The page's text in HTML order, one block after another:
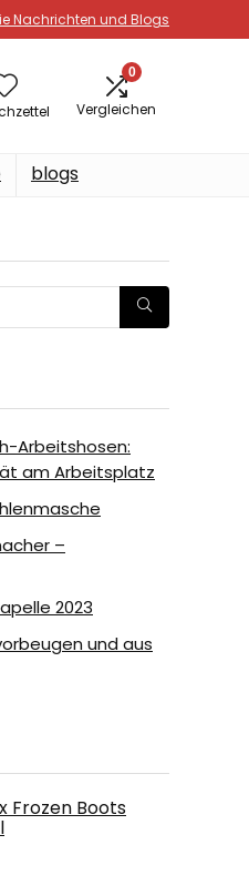
Nachrichten und Blogs
0
Vergleichen
blogs
Arbeitshosen:
am Arbeitsplatz
–
2023
und aus
Frozen Boots